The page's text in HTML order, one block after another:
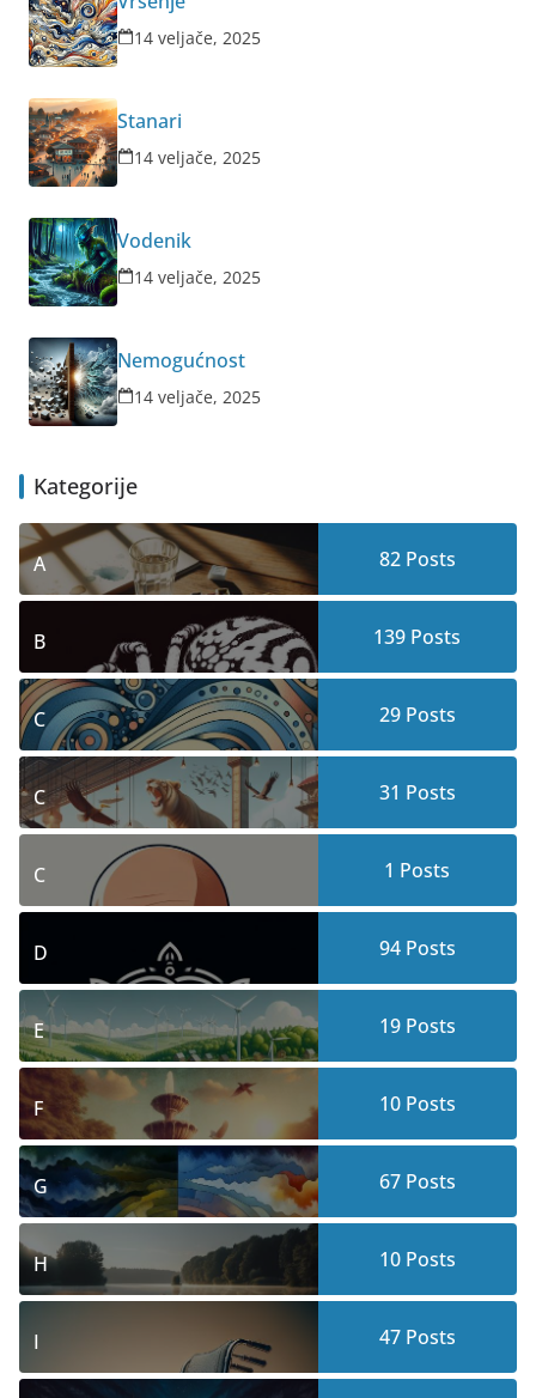
14 veljače, 2025
Stanari
14 veljače, 2025
Vodenik
14 veljače, 2025
Nemogućnost
14 veljače, 2025
Kategorije
A 82Posts
B 139 Posts
C 29Posts
C 31 Posts
C 1 Posts
D 94Posts
E 19Posts
F 10Posts
G 67Posts
H 10Posts
I 47Posts